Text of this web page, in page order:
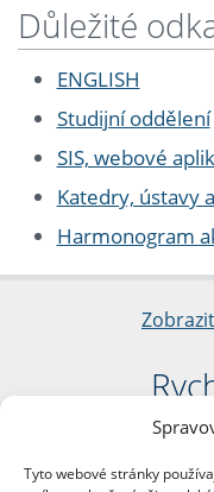
Tyto webové stránky
Důležité
ENGLISH
Studijní oddělení
SIS, webové
Katedry, ústavy
Harmonogram